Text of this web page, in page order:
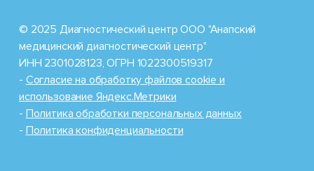
© 2025 Диагностический центр ООО "Анапский
медицинский диагностический центр"
ИНН 2301028123, ОГРН 1022300519317
- Cогласие на обработку файлов cookie и
использование Яндекс.Метрики
- Политика обработки персональных данных
- Политика конфиденциальности